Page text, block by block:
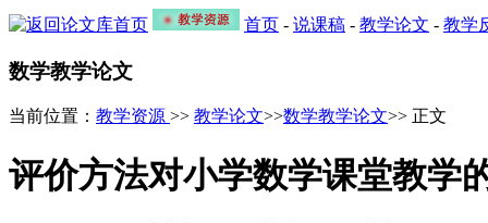
首页 - 说课稿 - 教学论文 - 教学
数学教学论文
当前位置： 教学资源 >> 教学论文>>数学教学论文>> 正文
评价方法对小学数学课堂教学